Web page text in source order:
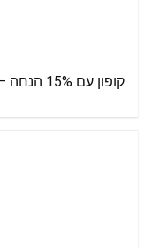
קופון עם 15% הנחה – 7G 7 ג'י